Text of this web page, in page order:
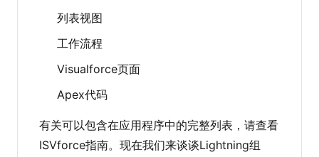
列表视图
工作流程
Visualforce页面
Apex代码
有关可以包含在应用程序中的完整列表，请查看
ISVforce指南。现在我们来谈谈Lightning组